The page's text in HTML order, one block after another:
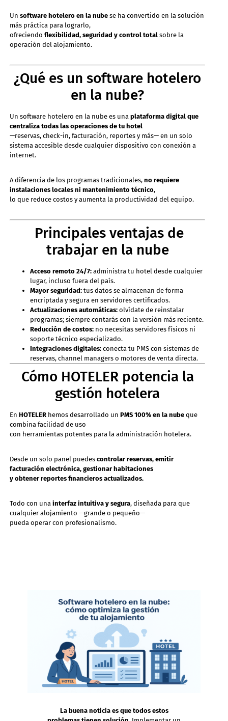
Un software hotelero en la nube se ha convertido en la solución
más práctica para lograrlo,
ofreciendo flexibilidad, seguridad y control total sobre la
operación del alojamiento.
¿Qué es un software hotelero
en la nube?
Un software hotelero en la nube es una plataforma digital que
centraliza todas las operaciones de tu hotel
—reservas, check-in, facturación, reportes y más— en un solo
sistema accesible desde cualquier dispositivo con conexión a
internet.
A diferencia de los programas tradicionales, no requiere
instalaciones locales ni mantenimiento técnico,
lo que reduce costos y aumenta la productividad del equipo.
Principales ventajas de
trabajar en la nube
Acceso remoto 24/7: administra tu hotel desde cualquier
lugar, incluso fuera del país.
Mayor seguridad: tus datos se almacenan de forma
encriptada y segura en servidores certificados.
Actualizaciones automáticas: olvídate de reinstalar
programas; siempre contarás con la versión más reciente.
Reducción de costos: no necesitas servidores físicos ni
soporte técnico especializado.
Integraciones digitales: conecta tu PMS con sistemas de
reservas, channel managers o motores de venta directa.
Cómo HOTELER potencia la
gestión hotelera
En HOTELER hemos desarrollado un PMS 100% en la nube que
combina facilidad de uso
con herramientas potentes para la administración hotelera.
Desde un solo panel puedes controlar reservas, emitir
facturación electrónica, gestionar habitaciones
y obtener reportes financieros actualizados.
Todo con una interfaz intuitiva y segura, diseñada para que
cualquier alojamiento —grande o pequeño—
pueda operar con profesionalismo.
La buena noticia es que todos estos